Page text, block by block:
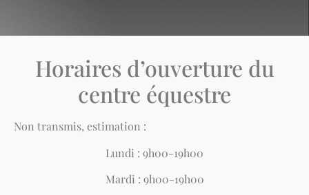
Horaires d’ouverture du
centre équestre
Non transmis, estimation :
Lundi : 9h00-19h00
Mardi : 9h00-19h00